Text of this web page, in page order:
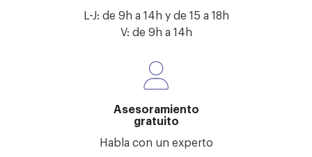
L-J: de 9h a 14h y de 15 a 18h
V: de 9h a 14h
Asesoramiento
gratuito
Habla con un experto